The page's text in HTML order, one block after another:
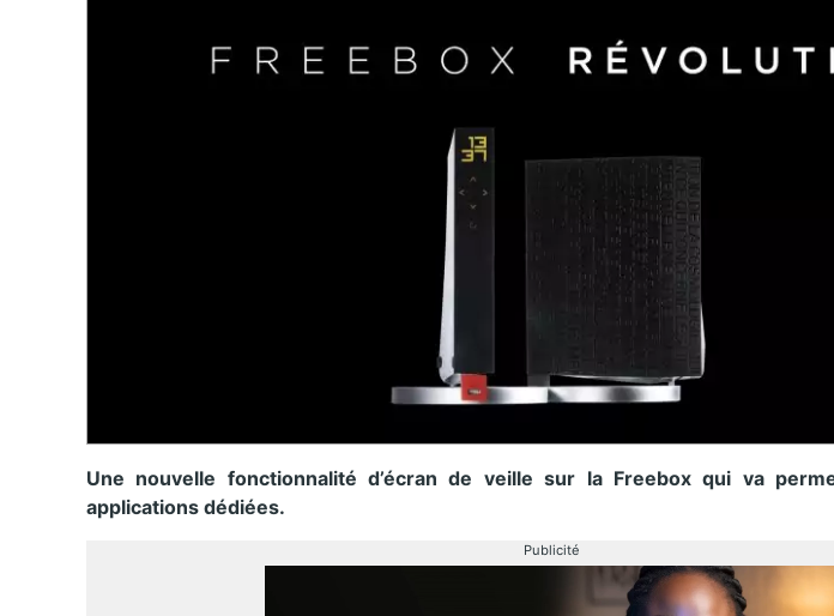
Une nouvelle fonctionnalité d’écran de veille sur la Freebox qui va
applications dédiées.
Publicité